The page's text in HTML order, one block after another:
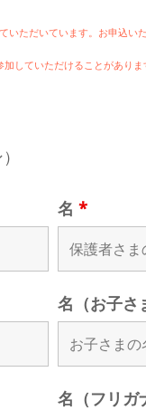
いただいています。お申込い
していただけることがありま
名*
名（お子さ
名（フリガ